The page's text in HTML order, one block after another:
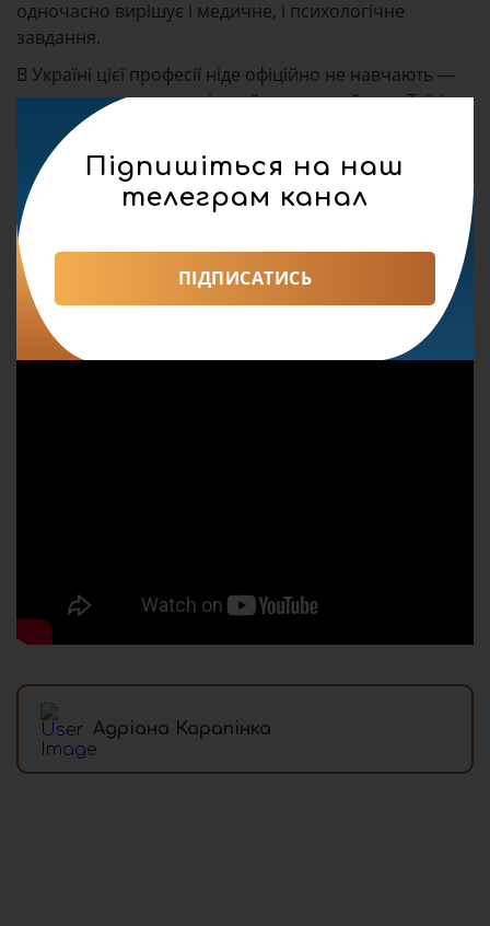
одночасно вирішує і медичне, і психологічне
завдання.
В Україні цієї професії ніде офіційно не навчають —
знання передаються від майстра до майстра. Таїсія
сподівається згодом передати свій досвід доньці, яка
нині завершує навчання у медичному коледжі й,
можливо, також обере цей шлях.
— зазначає Таїсія.
Адріана Карапінка
Підпишіться на наш
телеграм канал
ПІДПИСАТИСЬ